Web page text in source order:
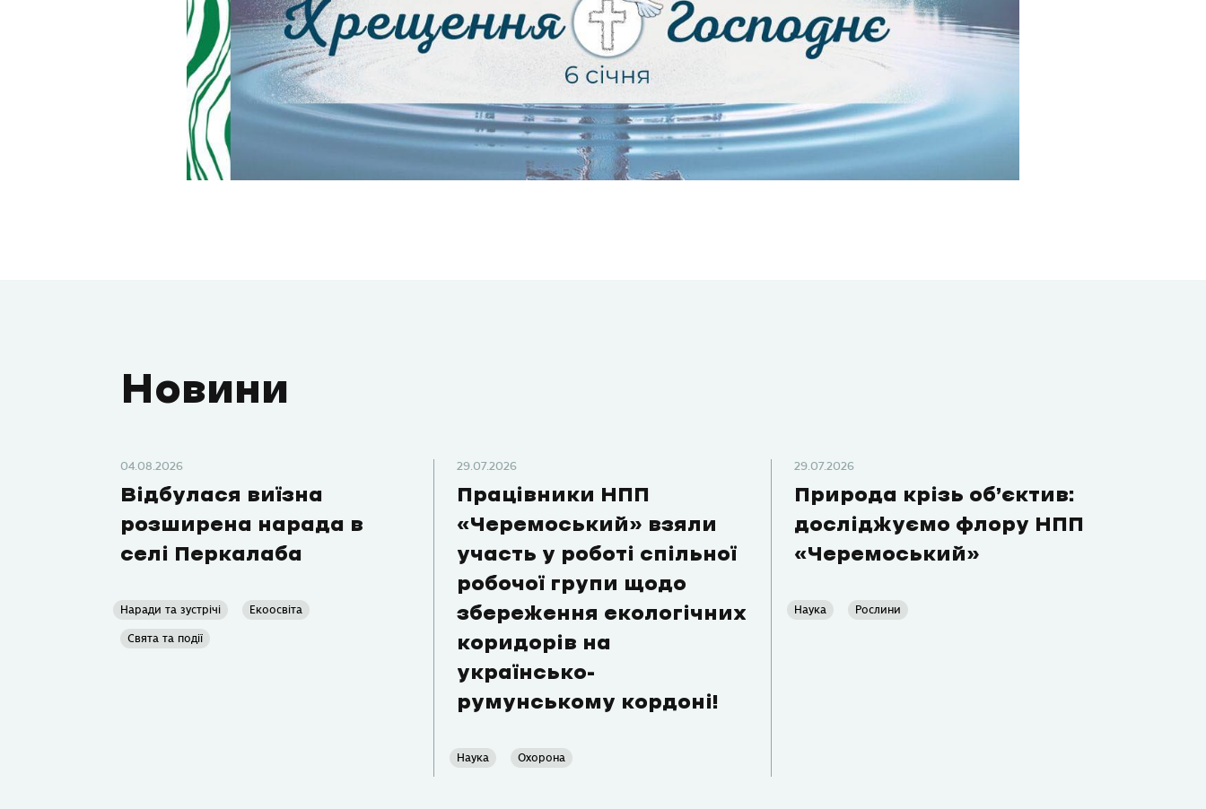
Новини
04.08.2026
Відбулася виїзна
розширена нарада в
селі Перкалаба
Наради та зустрічі Екоосвіта
Свята та події
29.07.2026
Працівники НПП
«Черемоський» взяли
участь у роботі спільної
робочої групи щодо
збереження екологічних
коридорів на
українсько-
румунському кордоні!
Наука Охорона
29.07.2026
Природа крізь об’єктив:
досліджуємо флору НПП
«Черемоський»
Наука Рослини